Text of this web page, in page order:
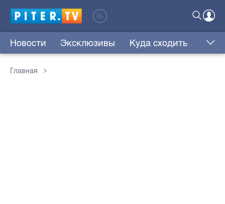
Новости Эксклюзивы Куда сходить
Главная